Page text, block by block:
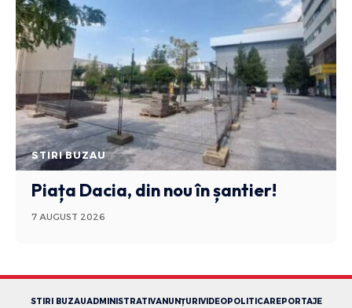
STIRI BUZAU
Piața Dacia, din nou în șantier!
7 AUGUST 2026
STIRI BUZAUADMINISTRATIVANUNȚURI VIDEOPOLITICAREPORTAJE